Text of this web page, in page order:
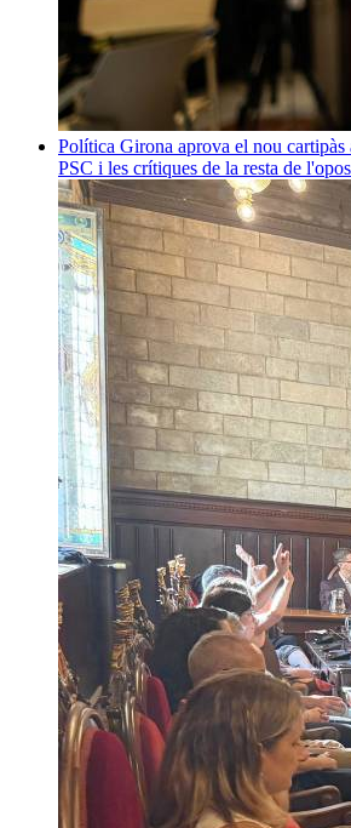
Política Girona aprova el nou cartipàs
PSC i les crítiques de la resta de